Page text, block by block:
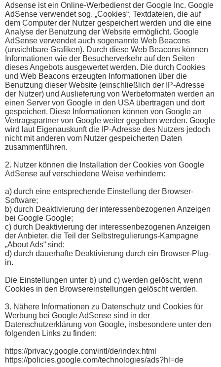
Adsense ist ein Online-Werbedienst der Google Inc. Google
AdSense verwendet sog. „Cookies“, Textdateien, die auf
dem Computer der Nutzer gespeichert werden und die eine
Analyse der Benutzung der Website ermöglicht. Google
AdSense verwendet auch sogenannte Web Beacons
(unsichtbare Grafiken). Durch diese Web Beacons können
Informationen wie der Besucherverkehr auf den Seiten
dieses Angebots ausgewertet werden. Die durch Cookies
und Web Beacons erzeugten Informationen über die
Benutzung dieser Website (einschließlich der IP-Adresse
der Nutzer) und Auslieferung von Werbeformaten werden an
einen Server von Google in den USA übertragen und dort
gespeichert. Diese Informationen können von Google an
Vertragspartner von Google weiter gegeben werden. Google
wird laut Eigenauskunft die IP-Adresse des Nutzers jedoch
nicht mit anderen vom Nutzer gespeicherten Daten
zusammenführen.
2. Nutzer können die Installation der Cookies von Google
AdSense auf verschiedene Weise verhindern:
a) durch eine entsprechende Einstellung der Browser-
Software;
b) durch Deaktivierung der interessenbezogenen Anzeigen
bei Google Google;
c) durch Deaktivierung der interessenbezogenen Anzeigen
der Anbieter, die Teil der Selbstregulierungs-Kampagne
„About Ads“ sind;
d) durch dauerhafte Deaktivierung durch ein Browser-Plug-
in.
Die Einstellungen unter b) und c) werden gelöscht, wenn
Cookies in den Browsereinstellungen gelöscht werden.
3. Nähere Informationen zu Datenschutz und Cookies für
Werbung bei Google AdSense sind in der
Datenschutzerklärung von Google, insbesondere unter den
folgenden Links zu finden:
https://privacy.google.com/intl/de/index.html
https://policies.google.com/technologies/ads?hl=de